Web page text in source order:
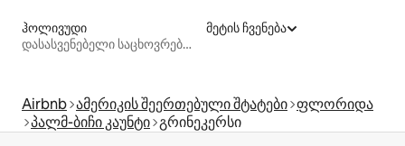
ჰოლივუდი
დასასვენებელი საცხოვრებლები
მეტის ჩვენება
Airbnb ამერიკის შეერთებული შტატები ფლორიდა
პალმ-ბიჩი კაუნტი გრინეკერსი